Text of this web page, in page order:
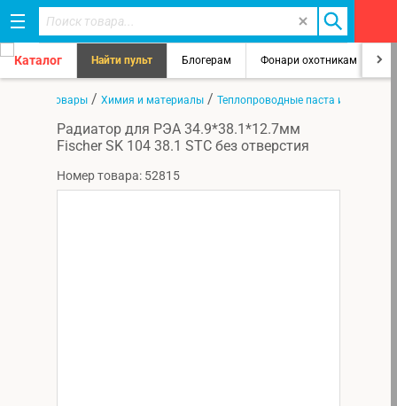
Каталог Найти пульт Блогерам Фонари охотникам
Все товары / Химия и материалы / Теплопроводные паста и
Радиатор для РЭА 34.9*38.1*12.7мм
Fischer SK 104 38.1 STC без отверстия
Номер товара: 52815